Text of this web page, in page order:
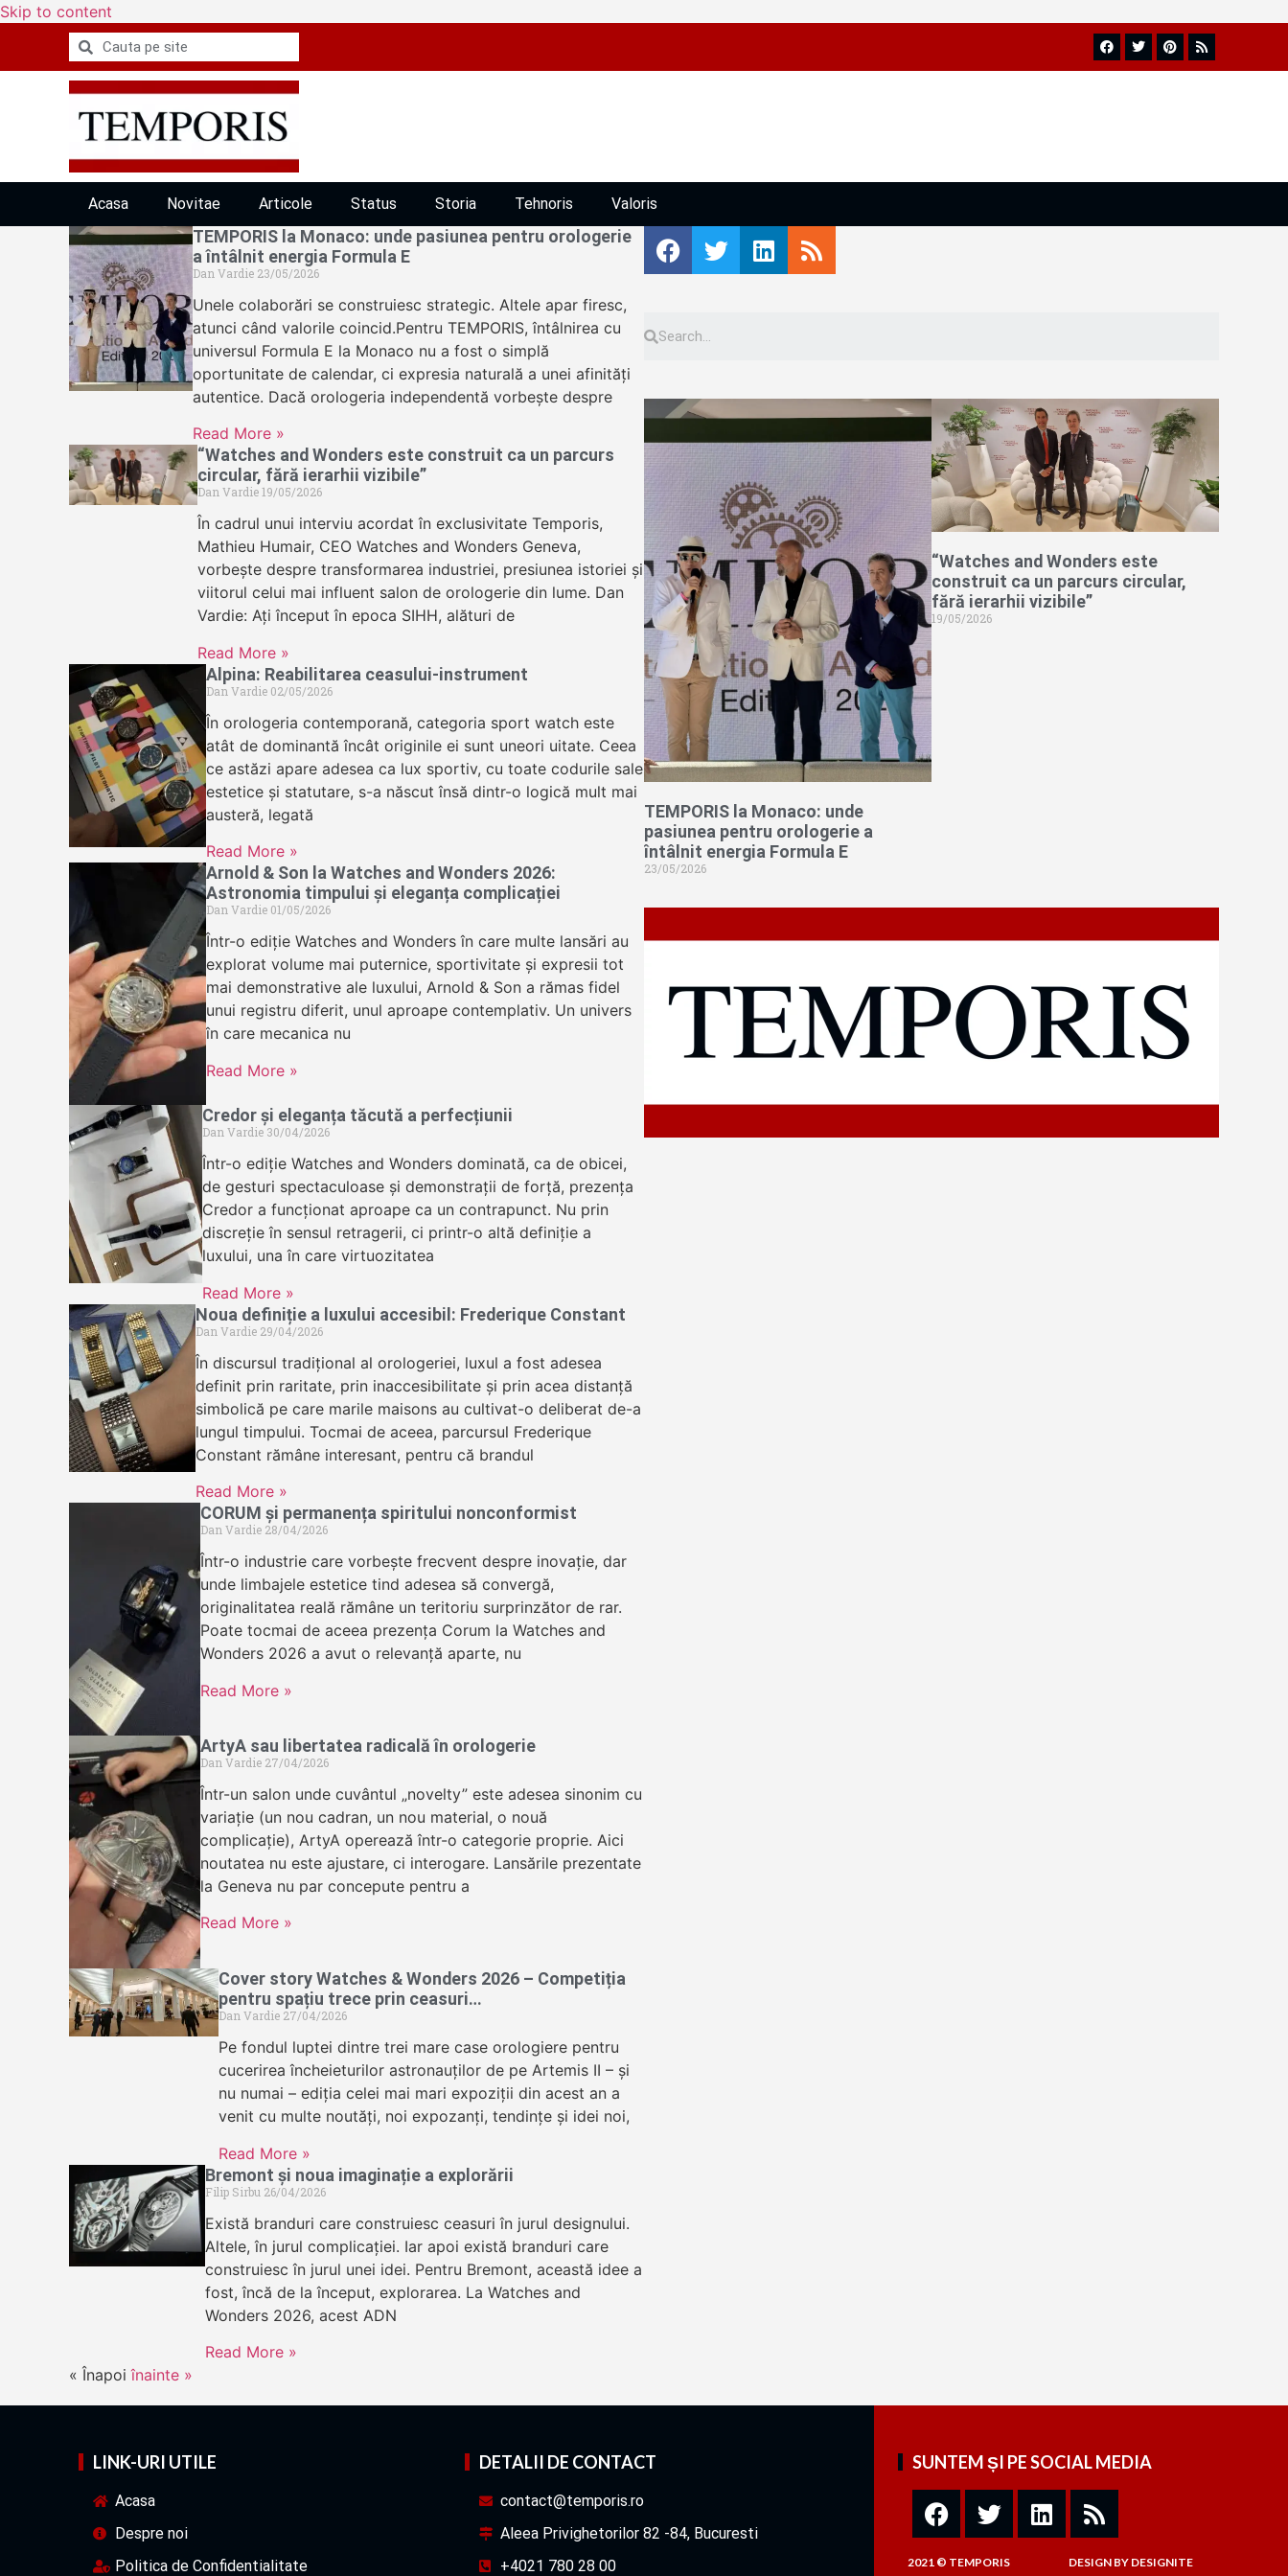
Skip to content
Acasa Novitae Articole Status Storia Tehnoris Valoris
TEMPORIS la Monaco: unde pasiunea pentru orologerie
a întâlnit energia Formula E
Dan Vardie 23/05/2026
Unele colaborări se construiesc strategic. Altele apar firesc,
atunci când valorile coincid.Pentru TEMPORIS, întâlnirea cu
universul Formula E la Monaco nu a fost o simplă
oportunitate de calendar, ci expresia naturală a unei afinități
autentice. Dacă orologeria independentă vorbește despre
Read More »
“Watches and Wonders este construit ca un parcurs
circular, fără ierarhii vizibile”
Dan Vardie19/05/2026
În cadrul unui interviu acordat în exclusivitate Temporis,
Mathieu Humair, CEO Watches and Wonders Geneva,
vorbește despre transformarea industriei, presiunea istoriei și
viitorul celui mai influent salon de orologerie din lume. Dan
Vardie: Ați început în epoca SIHH, alături de
Read More »
Alpina: Reabilitarea ceasului-instrument
Dan Vardie 02/05/2026
În orologeria contemporană, categoria sport watch este
atât de dominantă încât originile ei sunt uneori uitate. Ceea
ce astăzi apare adesea ca lux sportiv, cu toate codurile sale
estetice și statutare, s-a născut însă dintr-o logică mult mai
austeră, legată
Read More »
Arnold & Son la Watches and Wonders 2026:
Astronomia timpului și eleganța complicației
Dan Vardie 01/05/2026
Într-o ediție Watches and Wonders în care multe lansări au
explorat volume mai puternice, sportivitate și expresii tot
mai demonstrative ale luxului, Arnold & Son a rămas fidel
unui registru diferit, unul aproape contemplativ. Un univers
în care mecanica nu
Read More »
Credor și eleganța tăcută a perfecțiunii
Dan Vardie 30/04/2026
Într-o ediție Watches and Wonders dominată, ca de obicei,
de gesturi spectaculoase și demonstrații de forță, prezența
Credor a funcționat aproape ca un contrapunct. Nu prin
discreție în sensul retragerii, ci printr-o altă definiție a
luxului, una în care virtuozitatea
Read More »
Noua definiție a luxului accesibil: Frederique Constant
Dan Vardie 29/04/2026
În discursul tradițional al orologeriei, luxul a fost adesea
definit prin raritate, prin inaccesibilitate și prin acea distanță
simbolică pe care marile maisons au cultivat-o deliberat de-a
lungul timpului. Tocmai de aceea, parcursul Frederique
Constant rămâne interesant, pentru că brandul
Read More »
CORUM și permanența spiritului nonconformist
Dan Vardie 28/04/2026
Într-o industrie care vorbește frecvent despre inovație, dar
unde limbajele estetice tind adesea să convergă,
originalitatea reală rămâne un teritoriu surprinzător de rar.
Poate tocmai de aceea prezența Corum la Watches and
Wonders 2026 a avut o relevanță aparte, nu
Read More »
ArtyA sau libertatea radicală în orologerie
Dan Vardie 27/04/2026
Într-un salon unde cuvântul „novelty” este adesea sinonim cu
variație (un nou cadran, un nou material, o nouă
complicație), ArtyA operează într-o categorie proprie. Aici
noutatea nu este ajustare, ci interogare. Lansările prezentate
la Geneva nu par concepute pentru a
Read More »
Cover story Watches & Wonders 2026 – Competiția
pentru spațiu trece prin ceasuri…
Dan Vardie 27/04/2026
Pe fondul luptei dintre trei mare case orologiere pentru
cucerirea încheieturilor astronauților de pe Artemis II – și
nu numai – ediția celei mai mari expoziții din acest an a
venit cu multe noutăți, noi expozanți, tendințe și idei noi,
Read More »
Bremont și noua imaginație a explorării
Filip Sirbu 26/04/2026
Există branduri care construiesc ceasuri în jurul designului.
Altele, în jurul complicației. Iar apoi există branduri care
construiesc în jurul unei idei. Pentru Bremont, această idee a
fost, încă de la început, explorarea. La Watches and
Wonders 2026, acest ADN
Read More »
« Înapoi înainte »
TEMPORIS la Monaco: unde
pasiunea pentru orologerie a
întâlnit energia Formula E
23/05/2026
“Watches and Wonders este
construit ca un parcurs circular,
fără ierarhii vizibile”
19/05/2026
LINK-URI UTILE
Acasa
Despre noi
Politica de Confidentialitate
DETALII DE CONTACT
contact@temporis.ro
Aleea Privighetorilor 82 -84, Bucuresti
+4021 780 28 00
SUNTEM ȘI PE SOCIAL MEDIA
2021 © TEMPORIS DESIGNBY DESIGNITE